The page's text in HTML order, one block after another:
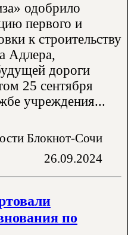
одобрило
первого и
к строительству
Адлера,
дороги
25 сентября
учреждения...
Блокнот-Сочи
26.09.2024
по